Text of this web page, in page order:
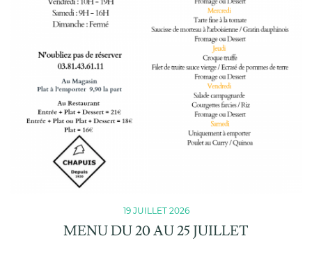
17, rue du Soleil Couchant
25130 Villers-le-Lac
03 81 68 00 67
contact@chapuis-salaisons.fr
19 JUILLET 2026
MENU DU 20 AU 25 JUILLET